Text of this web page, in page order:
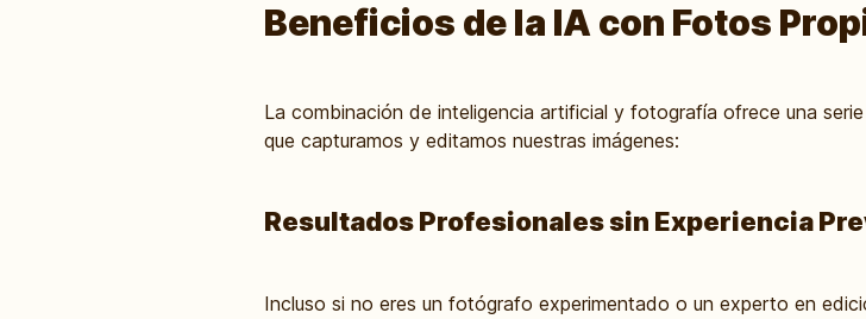
Beneficios de la IA con Fotos
La combinación de inteligencia artificial y fotografía ofrece una
que capturamos y editamos nuestras imágenes:
Resultados Profesionales sin Experiencia
Incluso si no eres un fotógrafo experimentado o un experto en